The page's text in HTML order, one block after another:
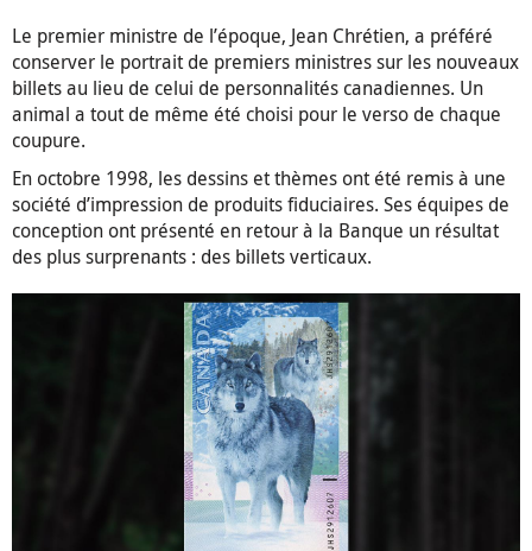
Le premier ministre de l’époque, Jean Chrétien, a préféré
conserver le portrait de premiers ministres sur les nouveaux
billets au lieu de celui de personnalités canadiennes. Un
animal a tout de même été choisi pour le verso de chaque
coupure.
En octobre 1998, les dessins et thèmes ont été remis à une
société d’impression de produits fiduciaires. Ses équipes de
conception ont présenté en retour à la Banque un résultat
des plus surprenants : des billets verticaux.